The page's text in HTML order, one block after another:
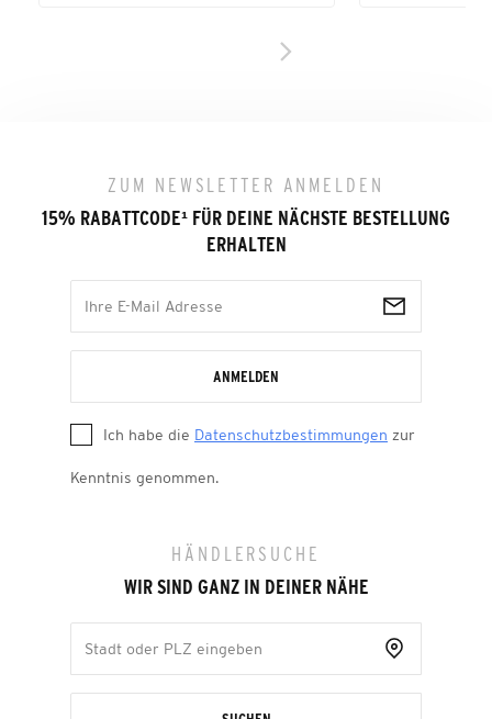
ZUM NEWSLETTER ANMELDEN
15% RABATTCODE¹ FÜR DEINE NÄCHSTE BESTELLUNG
ERHALTEN
ANMELDEN
Ich habe die Datenschutzbestimmungen zur
Kenntnis genommen.
HÄNDLERSUCHE
WIR SIND GANZ IN DEINER NÄHE